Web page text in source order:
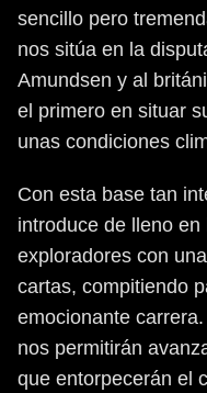
sencillo pero
nos sitúa en la
Amundsen y al
el primero en situar
unas condiciones
Con esta base tan
introduce de lleno
exploradores con
cartas, compitiendo
emocionante
nos permitirán
que entorpecerán el